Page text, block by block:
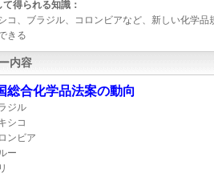
得られる知識：
コ、ブラジル、コロンビアなど、新しい化学
きる
内容
総合化学品法案の動向
ジル
シコ
ンビア
ー